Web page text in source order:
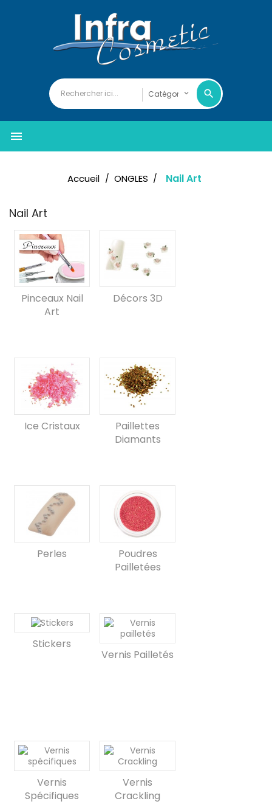

Accueil ONGLES Nail Art
Nail Art
Pinceaux Nail
Art
Décors 3D
Ice Cristaux
Paillettes
Diamants
Perles
Poudres
Pailletées
Stickers
Vernis Pailletés
Vernis
Spécifiques
Vernis
Crackling